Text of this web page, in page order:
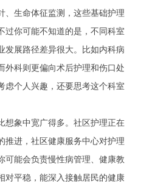
、生命体征监测，这些基础护理
过你可能不知道的是，不同科室
发展路径差异很大。比如内科病
外科则更偏向术后护理和伤口处
虑个人兴趣，还要思考这个科室
想象中宽广得多。社区护理正在
推进，社区健康服务中心对护理
可能会负责慢性病管理、健康教
对平稳，能深入接触居民的健康